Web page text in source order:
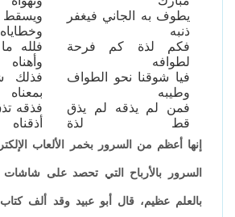
يطوف به الجاني فيغفر
ذنبه
وخطاياه
فكم لذة كم فرحة
لطوافه
فلله
وأهناه
فيا شوقنا نحو الطواف
وطيبه
فذلك
بمعناه
فمن لم يذقه لم يذق
قط لذة
فذقه
أذقناه
إنها أعظم من السرور بخمر الألعاب
السرور بالأرباح التي تحصد على شاشات
بالعلم عظيم، قال أبو عبيد وقد ألف